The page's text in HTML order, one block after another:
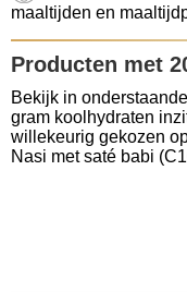
maaltijden en
Producten met
Bekijk in
gram koolhydraten
willekeurig gekozen
Nasi met saté babi